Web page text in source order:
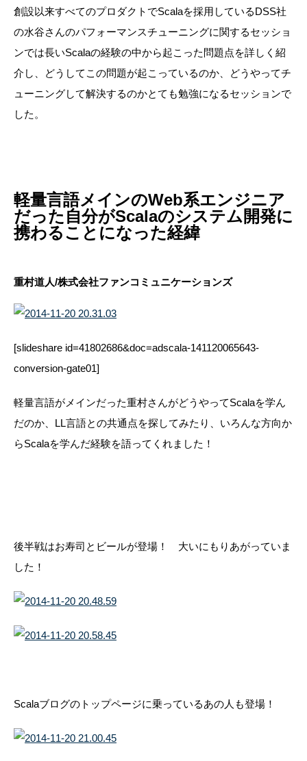
創設以来すべてのプロダクトでScalaを採用しているDSS社
の水谷さんのパフォーマンスチューニングに関するセッショ
ンでは長いScalaの経験の中から起こった問題点を詳しく紹
介し、どうしてこの問題が起こっているのか、どうやってチ
ューニングして解決するのかとても勉強になるセッションで
した。
軽量言語メインのWeb系エンジニア
だった自分がScalaのシステム開発に
携わることになった経緯
重村道人/株式会社ファンコミュニケーションズ
[slideshare id=41802686&doc=adscala-141120065643-
conversion-gate01]
軽量言語がメインだった重村さんがどうやってScalaを学ん
だのか、LL言語との共通点を探してみたり、いろんな方向か
らScalaを学んだ経験を語ってくれました！
後半戦はお寿司とビールが登場！ 大いにもりあがっていま
した！
Scalaブログのトップページに乗っているあの人も登場！